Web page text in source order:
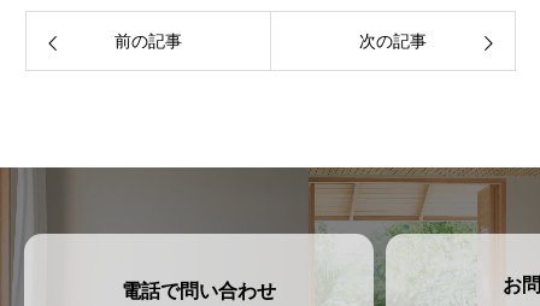
前の記事 次の記事
電話で問い合わせ お